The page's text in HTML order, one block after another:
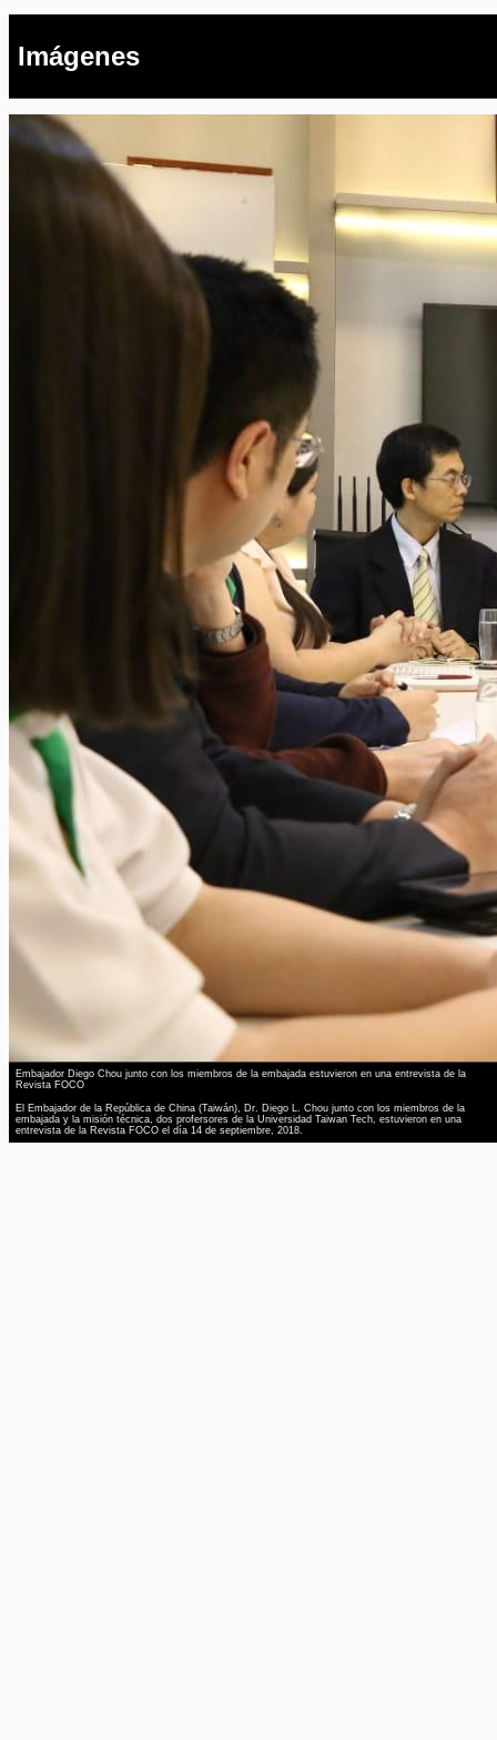
Imágenes
Embajador Diego Chou junto con los miembros de la embajada estuvieron en una entrevista de la
Revista FOCO
El Embajador de la República de China (Taiwán), Dr. Diego L. Chou junto con los miembros de la
embajada y la misión técnica, dos profersores de la Universidad Taiwan Tech, estuvieron en una
entrevista de la Revista FOCO el día 14 de septiembre, 2018.